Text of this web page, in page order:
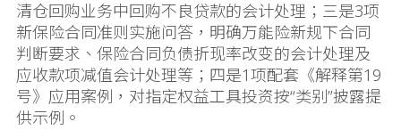
清仓回购业务中回购不良贷款的会计处理；三是3项
新保险合同准则实施问答，明确万能险新规下合同
判断要求、保险合同负债折现率改变的会计处理及
应收款项减值会计处理等；四是1项配套《解释第19
号》应用案例，对指定权益工具投资按“类别”披露提
供示例。